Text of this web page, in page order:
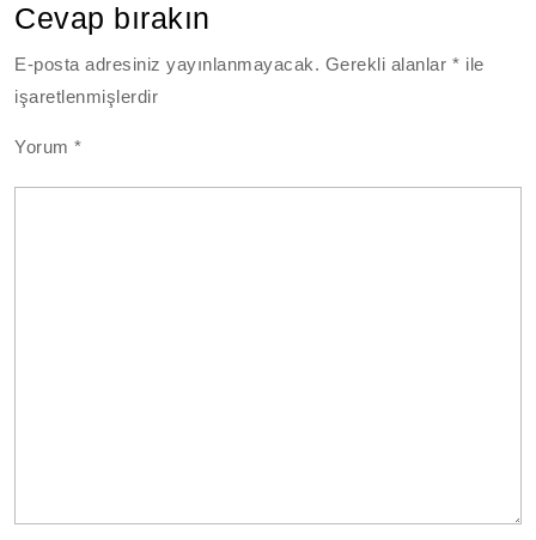
Cevap bırakın
E-posta adresiniz yayınlanmayacak. Gerekli alanlar* ile
işaretlenmişlerdir
Yorum*